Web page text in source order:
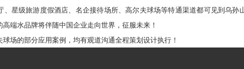
、星级旅游度假酒店、名企接待场所、高尔夫球场等特通渠道都可见到乌
端水品牌将伴随中国企业走向世界，征服未来！
场的部分应用案例，均有观道沟通全程策划设计执行！